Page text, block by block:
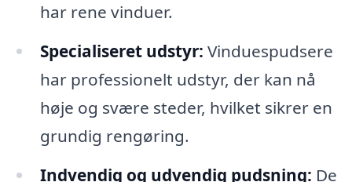
har rene vinduer.
Specialiseret udstyr: Vinduespudsere
har professionelt udstyr, der kan nå
høje og svære steder, hvilket sikrer en
grundig rengøring.
Indvendig og udvendig pudsning: De